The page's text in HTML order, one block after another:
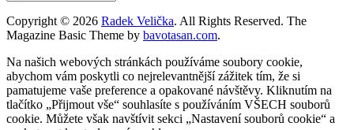
Copyright © 2026 Radek Velička. All Rights Reserved. The
Magazine Basic Theme by bavotasan.com.
Na našich webových stránkách používáme soubory cookie,
abychom vám poskytli co nejrelevantnější zážitek tím, že si
pamatujeme vaše preference a opakované návštěvy. Kliknutím na
tlačítko „Přijmout vše“ souhlasíte s používáním VŠECH souborů
cookie. Můžete však navštívit sekci „Nastavení souborů cookie“ a